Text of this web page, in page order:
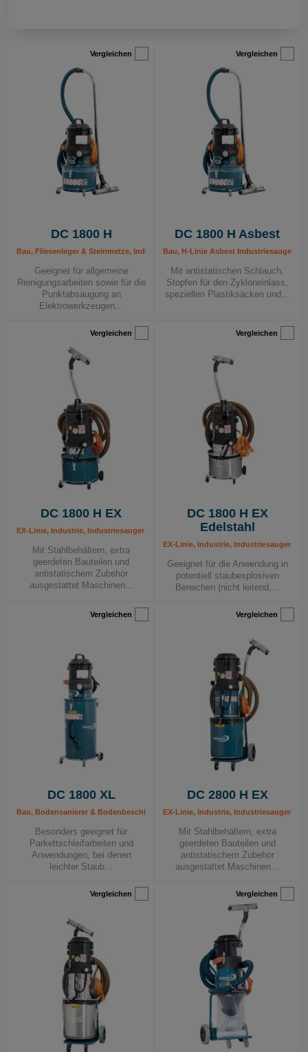
Industriestaubsauger
Sie suchen – bei
Dustcontrol erhalten
Sie das mobile
Absauggerät, das exakt
die Saugkraft, die Handhabbarkeit, das
Behältervolumen und die Flexibilität aufweist, die Sie
für Ihr Unternehmen benötigen.
Alle unsere mobilen Industriestaubsauger und
langen Filterstandzeiten aus.
Wir helfen Ihnen gerne bei der Auswahl des richtigen
Gerätes für Ihren Anwendungsbereich und führen Ihnen
den Staubsauger an Ort und Stelle vor.
Für mehr Informationen lesen Sie bitte unseren
Ratgeber für die Auswahl eines Absauggeräts
Vergleichen
DC 1800 H
Bau, Fliesenleger & Steinmetze, Industrie, Industriesauger 230 V, Maler &
Geeignet für allgemeine
Reinigungsarbeiten sowie für die
Punktabsaugung an
Elektrowerkzeugen...
Vergleichen
DC 1800 H Asbest
Bau, H-Linie Asbest Industriesauger,
Mit antistatischen Schlauch,
Stopfen für den Zykloneinlass,
speziellen Plastiksäcken und...
Vergleichen
DC 1800 H EX
EX-Linie, Industrie, Industriesauger 230 V, Mobile Absauggeräte
Mit Stahlbehältern, extra
geerdeten Bauteilen und
antistatischem Zubehör
ausgestattet Maschinen...
Vergleichen
DC 1800 H EX
Edelstahl
EX-Linie, Industrie, Industriesauger 230
Geeignet für die Anwendung in
potentiell staubexplosiven
Bereichen (nicht leitend,...
Vergleichen
DC 1800 XL
Bau, Bodensanierer & Bodenbeschichtung, Industrie, Industriesauger 230 V,
Besonders geeignet für
Parkettschleifarbeiten und
Anwendungen, bei denen
leichter Staub...
Vergleichen
DC 2800 H EX
EX-Linie, Industrie, Industriesauger 230
Mit Stahlbehältern, extra
geerdeten Bauteilen und
antistatischem Zubehör
ausgestattet Maschinen...
Vergleichen Vergleichen